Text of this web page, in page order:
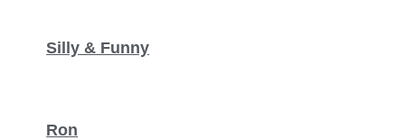
Silly & Funny
Ron